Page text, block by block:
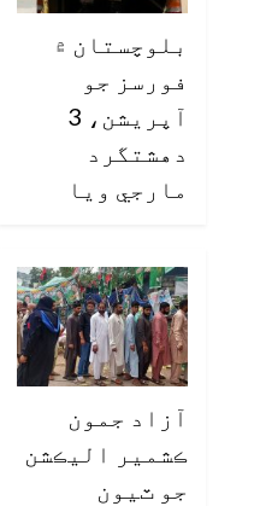
بلوچستان ۾
فورسز جو
آپريشن، 3
دهشتگرد
مارجي ويا
آزاد جمون
ڪشمير اليڪشن
جو ٽيون